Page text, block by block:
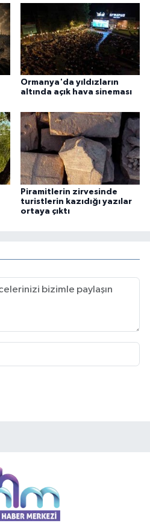
Ormanya'da yıldızların
altında açık hava sineması
Piramitlerin zirvesinde
turistlerin kazıdığı yazılar
ortaya çıktı